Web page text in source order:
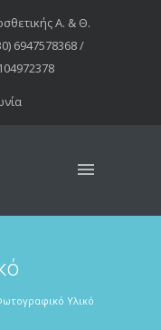
Α. & Θ.
6947578368 /
Υλικό